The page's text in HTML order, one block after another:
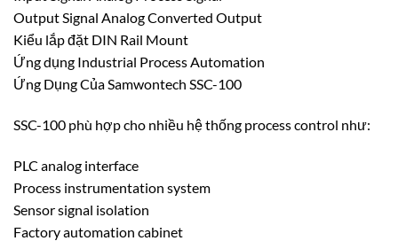
Output Signal Analog Converted Output
Kiểu lắp đặt DIN Rail Mount
Ứng dụng Industrial Process Automation
Ứng Dụng Của Samwontech SSC-100
SSC-100 phù hợp cho nhiều hệ thống process control như:
PLC analog interface
Process instrumentation system
Sensor signal isolation
Factory automation cabinet